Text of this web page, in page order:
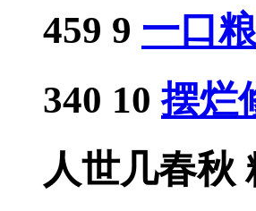
459 9 一口粮
340 10 摆烂
人世几春秋